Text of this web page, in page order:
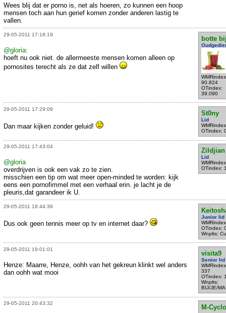
Wees blij dat er porno is, net als hoeren, zo kunnen een hoop
mensen toch aan hun gerief komen zonder anderen lastig te
vallen.
29-05-2011 17:18:19
botte
90.824
OTindex:
39.090
@gloria:
hoeft nu ook niet. de allermeeste mensen komen alleen op
pornosites terecht als ze dat zelf willen
29-05-2011 17:29:09
St0ny
Lid
OTindex:
Dan maar kijken zonder geluid!
29-05-2011 17:43:04
Zildjian
Lid
OTindex:
@gloria
overdrijven is ook een vak zo te zien.
misschien een tip om wat meer open-minded te worden: kijk
eens een pornofimmel met een verhaal erin. je lacht je de
pleuris,dat garandeer ik U.
29-05-2011 18:44:38
Junior lid
OTindex:
Wnplts:
Dus ook geen tennis meer op tv en internet daar?
29-05-2011 19:01:01
visita9
Senior lid
337
OTindex:
Wnplts:
BIJ/JE/MA
Henze: Maarre, Henze, oohh van het gekreun klinkt wel anders
dan oohh wat mooi
29-05-2011 20:43:32
M-